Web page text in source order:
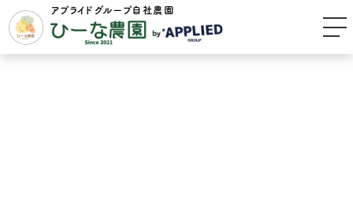
アプライドグループ自社農園